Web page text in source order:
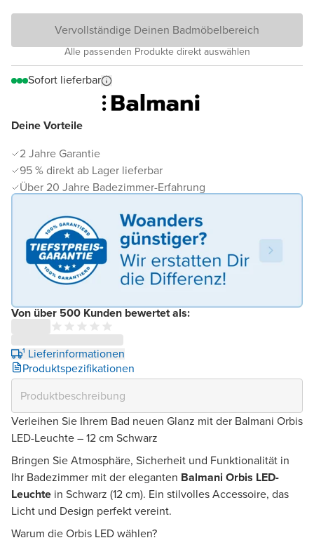
Deine Vorteile
2 Jahre Garantie
95 % direkt ab Lager lieferbar
Über 20 Jahre Badezimmer-Erfahrung
Von über 500 Kunden bewertet als:
¹ Lieferinformationen
Produktspezifikationen
Vervollständige Deinen Badmöbelbereich
Alle passenden Produkte direkt auswählen
Sofort lieferbar
Verleihen Sie Ihrem Bad neuen Glanz mit der Balmani Orbis
LED-Leuchte – 12 cm Schwarz
Bringen Sie Atmosphäre, Sicherheit und Funktionalität in
Ihr Badezimmer mit der eleganten Balmani Orbis LED-
Leuchte in Schwarz (12 cm). Ein stilvolles Accessoire, das
Licht und Design perfekt vereint.
Warum die Orbis LED wählen?